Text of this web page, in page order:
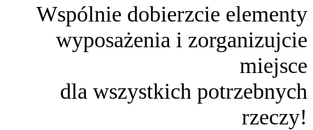
Wspólnie dobierzcie elementy
wyposażenia i zorganizujcie
miejsce
dla wszystkich potrzebnych
rzeczy!